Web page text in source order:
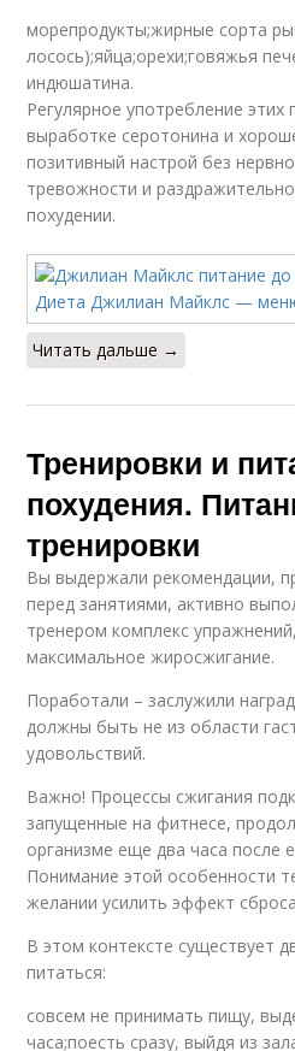
морепродукты;жирные сорта
лосось);яйца;орехи;говяжья
индюшатина.
Регулярное употребление
выработке серотонина и
позитивный настрой без
тревожности и
похудении.
Читать дальше →
Тренировки и
похудения.
тренировки
Вы выдержали рекомендации,
перед занятиями, активно
тренером комплекс
максимальное жиросжигание.
Поработали – заслужили
должны быть не из области
удовольствий.
Важно! Процессы сжигания
запущенные на фитнесе,
организме еще два часа после
Понимание этой особенности
желании усилить эффект
В этом контексте существует
питаться:
совсем не принимать пищу,
часа;поесть сразу, выйдя из